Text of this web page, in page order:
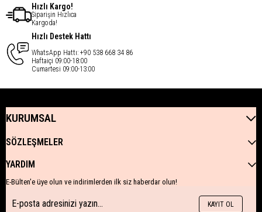
Hızlı Kargo!
Siparişin Hızlıca
Kargoda!
Hızlı Destek Hattı
WhatsApp Hattı: +90 538 668 34 86
Haftaiçi 09:00-18:00
Cumartesi 09:00-13:00
KURUMSAL
SÖZLEŞMELER
YARDIM
E-Bülten'e üye olun ve indirimlerden ilk siz haberdar olun!
KAYIT OL